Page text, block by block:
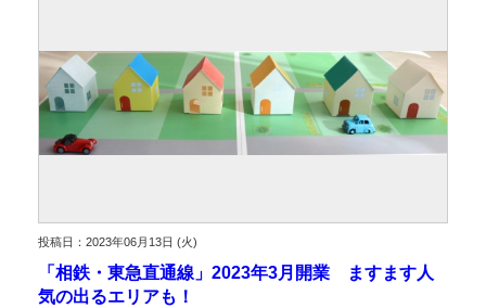
投稿日：2023年06月13日 (火)
「相鉄・東急直通線」2023年3月開業 ますます人
気の出るエリアも！